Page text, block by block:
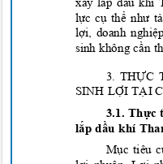
lực cụ thể như
lợi, doanh
sinh không cần
3. THỰC
SINH LỢI TẠI
3.1. Thực
lắp dầu khí
Mục tiêu